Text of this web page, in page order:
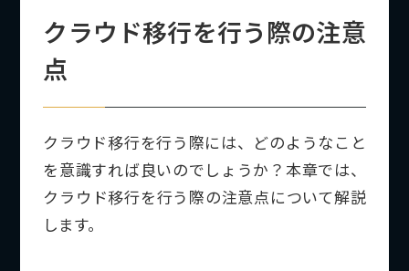
クラウド移行を行う際の注意
点
クラウド移行を行う際には、どのようなこと
を意識すれば良いのでしょうか？本章では、
クラウド移行を行う際の注意点について解説
します。